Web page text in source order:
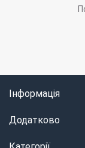
Інформація
Додатково